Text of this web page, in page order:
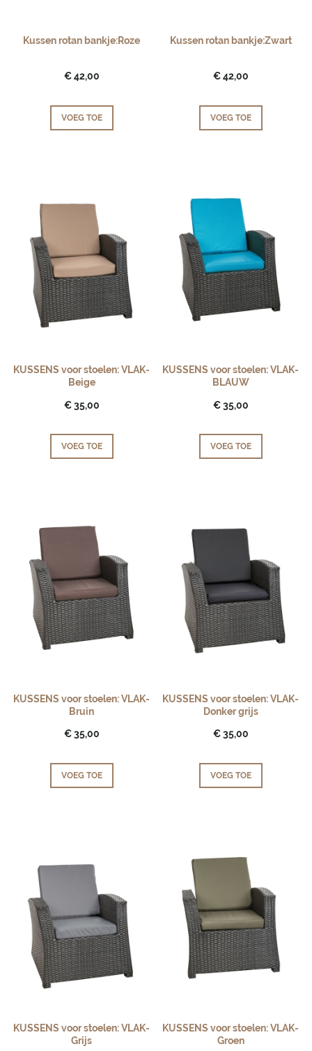
Kussen rotan bankje:Roze
€ 42,00
VOEG TOE
Kussen rotan bankje:Zwart
€ 42,00
VOEG TOE
KUSSENS voor stoelen: VLAK-
Beige
€ 35,00
VOEG TOE
KUSSENS voor stoelen: VLAK-
BLAUW
€ 35,00
VOEG TOE
KUSSENS voor stoelen: VLAK-
Bruin
€ 35,00
VOEG TOE
KUSSENS voor stoelen: VLAK-
Donker grijs
€ 35,00
VOEG TOE
KUSSENS voor stoelen: VLAK-
Grijs
KUSSENS voor stoelen: VLAK-
Groen